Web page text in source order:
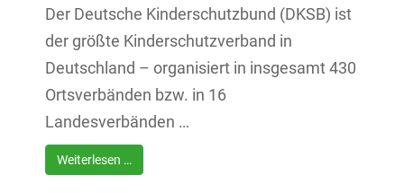
Der Deutsche Kinderschutzbund (DKSB) ist
der größte Kinderschutzverband in
Deutschland – organisiert in insgesamt 430
Ortsverbänden bzw. in 16
Landesverbänden …
Weiterlesen …